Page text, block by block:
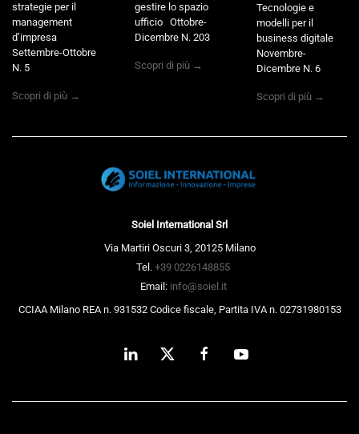
strategie per il
management
d’impresa
Settembre-Ottobre
N. 5
Scopri di più →
gestire lo spazio
ufficio Ottobre-
Dicembre N. 203
Scopri di più →
Tecnologie e
modelli per il
business digitale
Novembre-
Dicembre N. 6
Scopri di più →
Soiel International Srl
Via Martiri Oscuri 3, 20125 Milano
Tel. +39 0226148855
Email: info@soiel.it
CCIAA Milano REA n. 931532 Codice fiscale, Partita IVA n. 02731980153